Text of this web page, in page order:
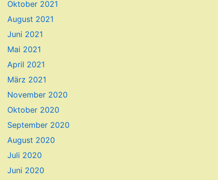
Oktober 2021
August 2021
Juni 2021
Mai 2021
April 2021
März 2021
November 2020
Oktober 2020
September 2020
August 2020
Juli 2020
Juni 2020